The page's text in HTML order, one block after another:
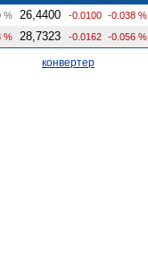
% 26,4400 -0.0100 -0.038 %
% 28,7323 -0.0162 -0.056 %
конвертер